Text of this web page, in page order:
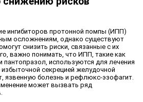
ингибиторов протонной помпы (ИПП)
осложнениям, однако существуют
снизить риски, связанные с их
важно понимать, что ИПП, такие как
используются для лечения
секрецией желудочной
язвенную болезнь и рефлюкс-эзофагит.
может вызвать ряд